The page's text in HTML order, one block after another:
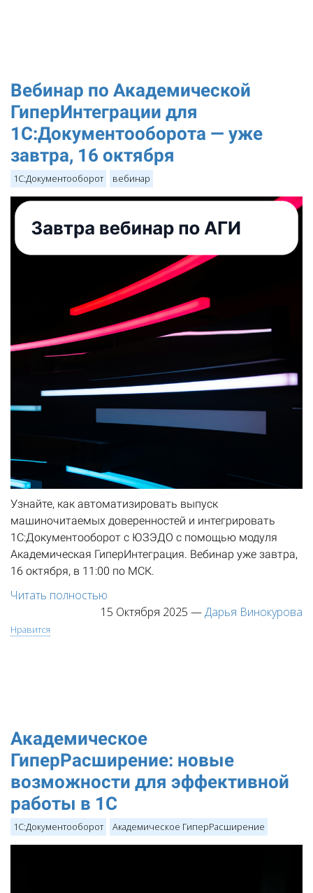
Вебинар по Академической
ГиперИнтеграции для
1С:Документооборота — уже
завтра, 16 октября
1С:Документооборот вебинар
Узнайте, как автоматизировать выпуск
машиночитаемых доверенностей и интегрировать
1С:Документооборот с ЮЗЭДО с помощью модуля
Академическая ГиперИнтеграция. Вебинар уже завтра,
16 октября, в 11:00 по МСК.
Читать полностью
15 Октября 2025 —Дарья Винокурова
Нравится
Академическое
ГиперРасширение: новые
возможности для эффективной
работы в 1С
1С:Документооборот Академическое ГиперРасширение